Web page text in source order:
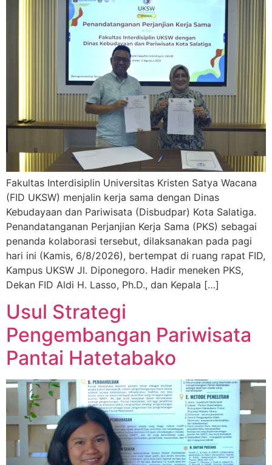
Fakultas Interdisiplin Universitas Kristen Satya Wacana
(FID UKSW) menjalin kerja sama dengan Dinas
Kebudayaan dan Pariwisata (Disbudpar) Kota Salatiga.
Penandatanganan Perjanjian Kerja Sama (PKS) sebagai
penanda kolaborasi tersebut, dilaksanakan pada pagi
hari ini (Kamis, 6/8/2026), bertempat di ruang rapat FID,
Kampus UKSW Jl. Diponegoro. Hadir meneken PKS,
Dekan FID Aldi H. Lasso, Ph.D., dan Kepala […]
Usul Strategi
Pengembangan Pariwisata
Pantai Hatetabako